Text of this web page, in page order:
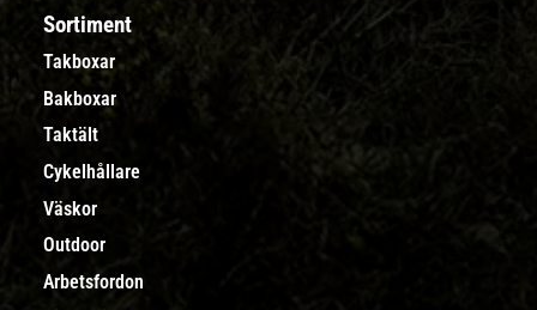
Sortiment
Takboxar
Bakboxar
Taktält
Cykelhållare
Väskor
Outdoor
Arbetsfordon